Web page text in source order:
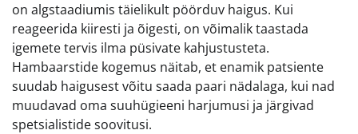
on algstaadiumis täielikult pöörduv haigus. Kui
reageerida kiiresti ja õigesti, on võimalik taastada
igemete tervis ilma püsivate kahjustusteta.
Hambaarstide kogemus näitab, et enamik patsiente
suudab haigusest võitu saada paari nädalaga, kui nad
muudavad oma suuhügieeni harjumusi ja järgivad
spetsialistide soovitusi.